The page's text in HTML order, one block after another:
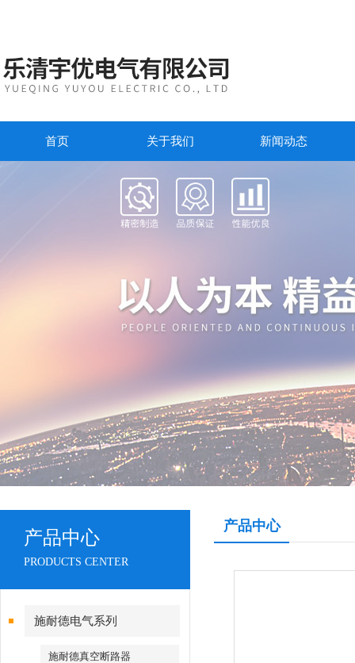
首页 关于我们 新闻动态
产品中心
PRODUCTS CENTER
施耐德电气系列
施耐德真空断路器
产品中心